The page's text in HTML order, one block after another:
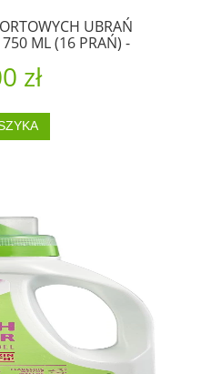
UBRAŃ
ML (16 PRAŃ) -
zł